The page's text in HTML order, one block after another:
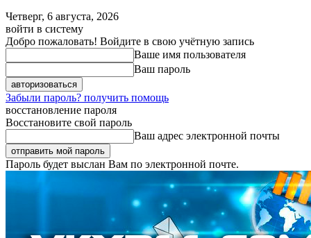
Четверг, 6 августа, 2026
войти в систему
Добро пожаловать! Войдите в свою учётную запись
Ваше имя пользователя
Ваш пароль
Забыли пароль? получить помощь
восстановление пароля
Восстановите свой пароль
Ваш адрес электронной почты
Пароль будет выслан Вам по электронной почте.